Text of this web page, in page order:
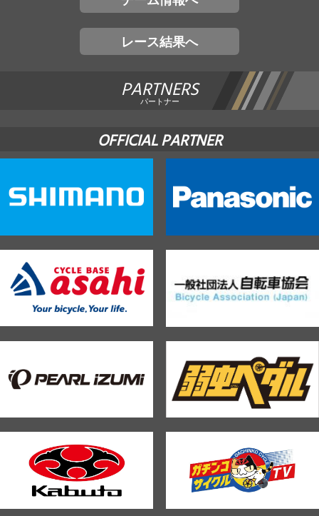
レース結果へ
PARTNERS
パートナー
OFFICIAL PARTNER